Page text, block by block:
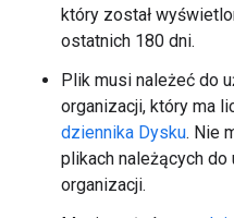
który został
ostatnich 180 dni.
Plik musi należeć do
organizacji, który ma
dziennika Dysku. Nie
plikach należących
organizacji.